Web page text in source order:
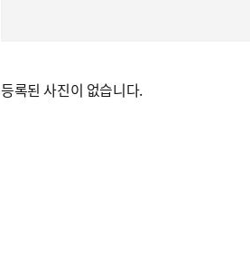
등록된 사진이 없습니다.